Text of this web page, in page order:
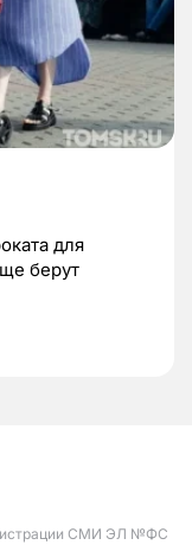
для
берут
СМИ ЭЛ №ФС